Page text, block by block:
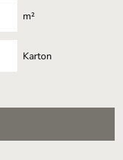
m²
Karton